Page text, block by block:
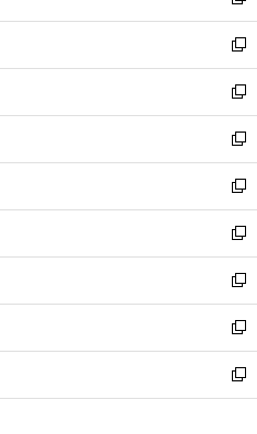
開
く
ウ
で
開
く
ウ
ィ
ン
ド
ウ
で
開
く
し
い
ウ
ィ
ン
ド
ウ
で
開
く
新
し
い
ウ
ィ
ン
ド
ウ
で
開
く
新
し
い
ウ
ィ
ン
ド
ウ
で
開
く
新
し
い
ウ
ィ
ン
ド
ウ
で
開
く
新
し
い
ウ
ィ
ン
ド
ウ
で
開
新
し
い
ウ
ィ
ン
ド
ウ
新
し
い
ウ
ィ
ン
新
し
い
ウ
新
し